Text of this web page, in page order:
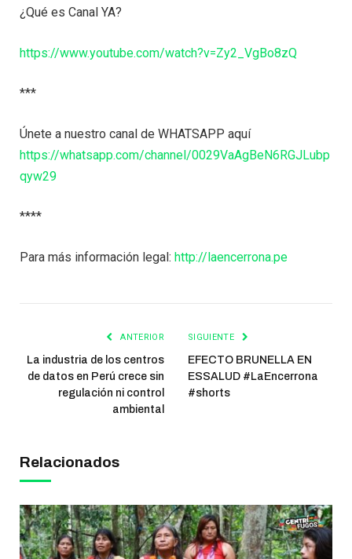
¿Qué es Canal YA?
https://www.youtube.com/watch?v=Zy2_VgBo8zQ
***
Únete a nuestro canal de WHATSAPP aquí
https://whatsapp.com/channel/0029VaAgBeN6RGJLubp
qyw29
****
Para más información legal: http://laencerrona.pe
ANTERIOR
La industria de los centros
de datos en Perú crece sin
regulación ni control
ambiental
SIGUIENTE
EFECTO BRUNELLA EN
ESSALUD #LaEncerrona
#shorts
Relacionados